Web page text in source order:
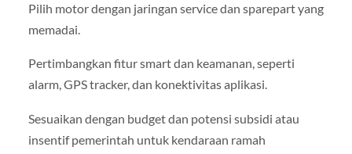
Pilih motor dengan jaringan service dan sparepart yang
memadai.
Pertimbangkan fitur smart dan keamanan, seperti
alarm, GPS tracker, dan konektivitas aplikasi.
Sesuaikan dengan budget dan potensi subsidi atau
insentif pemerintah untuk kendaraan ramah